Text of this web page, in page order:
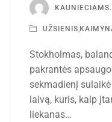
UŽSIENIS
Stokholmas,
pakrantės
sekmadienį
laivą, kuris, kaip
liekanas…